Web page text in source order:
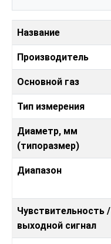
Название
Производитель
Основной газ
Тип измерения
Диаметр, мм
(типоразмер)
Диапазон
Чувствительность /
выходной сигнал